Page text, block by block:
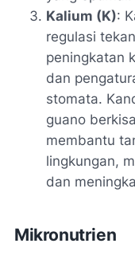
Kalium (K):
regulasi
peningkatan
dan
stomata.
guano
membantu
lingkungan,
dan
Mikronutrien